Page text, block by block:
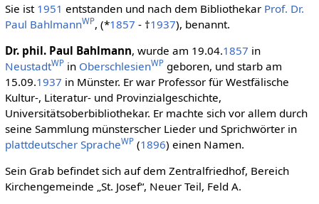
Sie ist 1951 entstanden und nach dem Bibliothekar Prof. Dr.
Paul BahlmannWP, (*1857 - †1937), benannt.
Dr. phil. Paul Bahlmann, wurde am 19.04.1857 in
NeustadtWPin OberschlesienWPgeboren, und starb am
15.09.1937 in Münster. Er war Professor für Westfälische
Kultur-, Literatur- und Provinzialgeschichte,
Universitätsoberbibliothekar. Er machte sich vor allem durch
seine Sammlung münsterscher Lieder und Sprichwörter in
plattdeutscher SpracheWP(1896) einen Namen.
Sein Grab befindet sich auf dem Zentralfriedhof, Bereich
Kirchengemeinde „St. Josef“, Neuer Teil, Feld A.